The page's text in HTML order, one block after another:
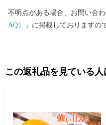
不明点がある場合、お問い合
AQ）」 に掲載しておりますの
この返礼品を見ている